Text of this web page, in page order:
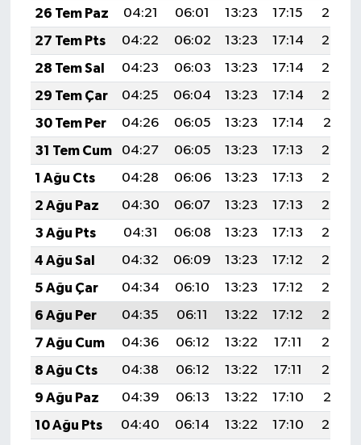
26 Tem Paz
04:21 06:01 13:23 17:15
20:35
27 Tem Pts
04:22 06:02 13:23 17:14
20:34
28 Tem Sal
04:23 06:03 13:23 17:14
20:33
29 Tem Çar
04:25 06:04 13:23 17:14
20:32
30 Tem Per
04:26 06:05 13:23 17:14
20:31
31 Tem Cum
04:27 06:05 13:23 17:13
20:30
1 Ağu Cts
04:28 06:06 13:23 17:13
20:29
2 Ağu Paz
04:30 06:07 13:23 17:13
20:28
3 Ağu Pts
04:31 06:08 13:23 17:13
20:27
4 Ağu Sal
04:32 06:09 13:23 17:12
20:26
5 Ağu Çar
04:34 06:10 13:23 17:12
20:25
6 Ağu Per
04:35 06:11 13:22 17:12
20:24
7 Ağu Cum
04:36 06:12 13:22 17:11
20:23
8 Ağu Cts
04:38 06:12 13:22 17:11
20:22
9 Ağu Paz
04:39 06:13 13:22 17:10
20:21
10 Ağu Pts
04:40 06:14 13:22 17:10
20:20